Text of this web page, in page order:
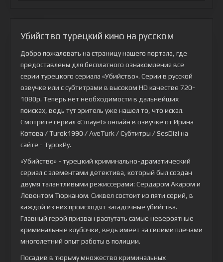
Убийство турецкий кино на русском
Добро пожаловать на страницу нашего портала, где
предоставлены для бесплатного ознакомления все
серии турецкого сериала «Убийство». Серии в русской
озвучке или с субтитрами в высоком HD качестве 720-
1080p. Теперь нет необходимости в дальнейших
поисках, ведь тут зритель уже нашел то, что искал.
Смотрите сериал «Cinayet» онлайн в озвучке от Ирина
Котова / Turok1990 / AveTurk / Субтитры / SesDizi на
сайте - ТурокРу.
«Убийство» - турецкий криминально-драматический
сериал с элементами детектива, который был создан
двумя талантливыми режиссерами: Сердаром Акаром и
Левентом Тюрканом. Сиквел состоит из пяти серий, в
каждой из них происходят загадочные убийства.
Главный герой призван распутать самые невероятные
криминальные клубочки, ведь имеет за своими плечами
многолетний опыт работы в полиции.
Посадив в тюрьму множество криминальных